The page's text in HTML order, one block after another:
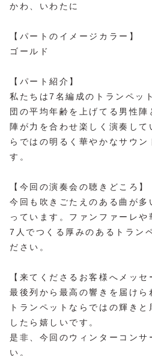
かわ、いわたに
【パートのイメージカラー】
ゴールド
【パート紹介】
私たちは7名編成のトランペッ
団の平均年齢を上げてる男性陣
陣が力を合わせ楽しく演奏し
らではの明るく華やかなサウン
す。
【今回の演奏会の聴きどころ】
今回も吹きごたえのある曲が多
っています。ファンファーレ
7人でつくる厚みのあるトラン
ださい。
【来てくださるお客様へメッセ
最後列から最高の響きを届けら
トランペットならではの輝き
したら嬉しいです。
是非、今回のウィンターコンサ
い。